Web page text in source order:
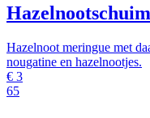
Hazelnoot meringue met
nougatine en hazelnootjes.
€ 3
65